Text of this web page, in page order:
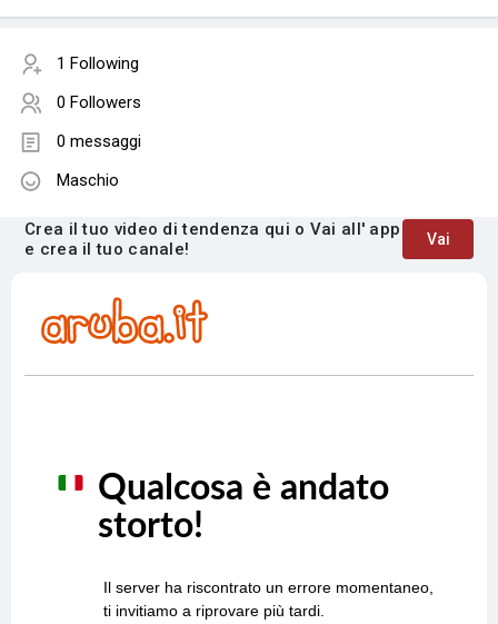
1 Following
0 Followers
0 messaggi
Maschio
Crea il tuo video di tendenza qui o Vai all' app
e crea il tuo canale!
Vai